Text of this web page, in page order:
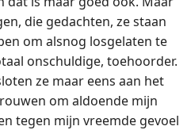
die gedachten, ze staan
om alsnog losgelaten te
onschuldige, toehoorder.
ze maar eens aan het
om aldoende mijn
tegen mijn vreemde gevoel